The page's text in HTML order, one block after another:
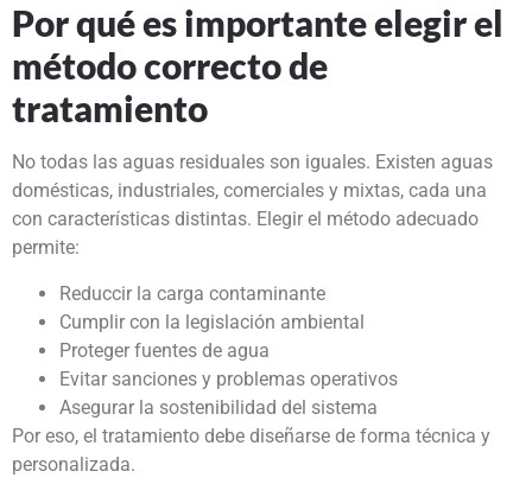
Por qué es importante elegir el
método correcto de
tratamiento
No todas las aguas residuales son iguales. Existen aguas
domésticas, industriales, comerciales y mixtas, cada una
con características distintas. Elegir el método adecuado
permite:
Reduccir la carga contaminante
Cumplir con la legislación ambiental
Proteger fuentes de agua
Evitar sanciones y problemas operativos
Asegurar la sostenibilidad del sistema
Por eso, el tratamiento debe diseñarse de forma técnica y
personalizada.